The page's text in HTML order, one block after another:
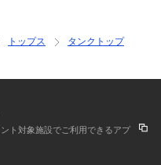
トップス
タンクトップ
ト対象施設でご利用できるアプ